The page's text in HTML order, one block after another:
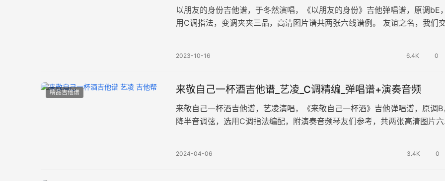
以朋友的身份吉他谱，于冬然演唱，《以朋友的身份》吉他弹唱谱，原调bE
用C调指法，变调夹夹三品，高清图片谱共两张六线谱例。 友谊之名，我们
2023-10-16 6.4K 0
精品吉他谱 来敬自己一杯酒吉他谱_艺凌_C调精编_弹唱谱+演奏音频
来敬自己一杯酒吉他谱，艺凌演唱，《来敬自己一杯酒》吉他弹唱谱，原调B
降半音调弦，选用C调指法编配，附演奏音频琴友们参考，共两张高清图片六
2024-04-06 3.4K 0